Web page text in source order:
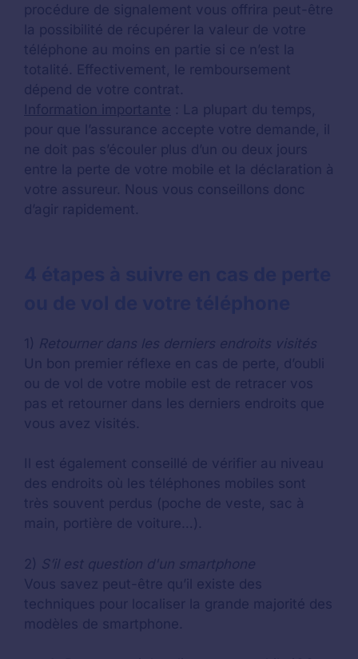
procédure de signalement vous offrira peut-être
la possibilité de récupérer la valeur de votre
téléphone au moins en partie si ce n’est la
totalité. Effectivement, le remboursement
dépend de votre contrat.
Information importante : La plupart du temps,
pour que l’assurance accepte votre demande, il
ne doit pas s’écouler plus d’un ou deux jours
entre la perte de votre mobile et la déclaration à
votre assureur. Nous vous conseillons donc
d’agir rapidement.
1) Retourner dans les derniers endroits visités
Un bon premier réflexe en cas de perte, d’oubli
ou de vol de votre mobile est de retracer vos
pas et retourner dans les derniers endroits que
vous avez visités.
Il est également conseillé de vérifier au niveau
des endroits où les téléphones mobiles sont
très souvent perdus (poche de veste, sac à
main, portière de voiture…).
2) S’il est question d'un smartphone
Vous savez peut-être qu’il existe des
techniques pour localiser la grande majorité des
modèles de smartphone.